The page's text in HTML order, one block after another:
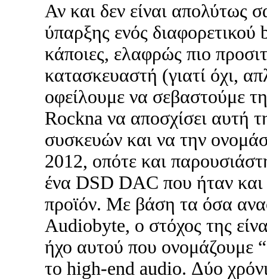
Αν και δεν είναι απολύτως
ύπαρξης ενός διαφορετικού
κάποιες, ελαφρώς πιο
κατασκευαστή (γιατί όχι,
οφείλουμε να σεβαστούμε
Rockna να αποσχίσει αυτή
συσκευών και να την
2012, οπότε και
ένα DSD DAC που ήταν
προϊόν. Με βάση τα όσα
Audiobyte, ο στόχος της
ήχο αυτού που ονομάζουμε
το high-end audio. Δύο